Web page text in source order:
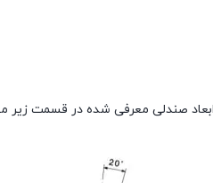
ابعاد صندلی معرفی شده در قسمت